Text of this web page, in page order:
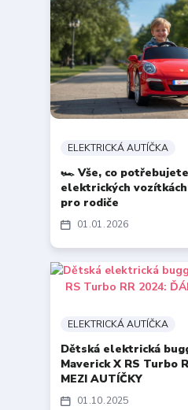
01 01 2026
ELEKTRICKÁ AUTÍČKA
🏎️ Vše, co
elektrických
pro rodiče
01 10 2025
ELEKTRICKÁ AUTÍČKA
Dětská elektrická
Maverick X RS Turbo
MEZI AUTÍČKY